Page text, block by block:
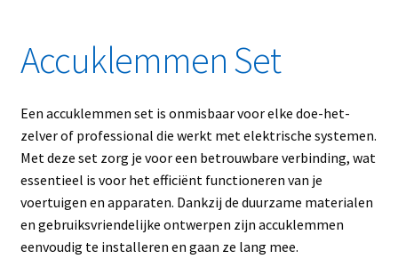
Auto Onderdelen Shop
Betalen en Verzenden
Blog
Contact
Klantenservice
Accuklemmen Set
Een accuklemmen set is onmisbaar voor elke doe-het-
zelver of professional die werkt met elektrische systemen.
Met deze set zorg je voor een betrouwbare verbinding, wat
essentieel is voor het efficiënt functioneren van je
voertuigen en apparaten. Dankzij de duurzame materialen
en gebruiksvriendelijke ontwerpen zijn accuklemmen
eenvoudig te installeren en gaan ze lang mee.